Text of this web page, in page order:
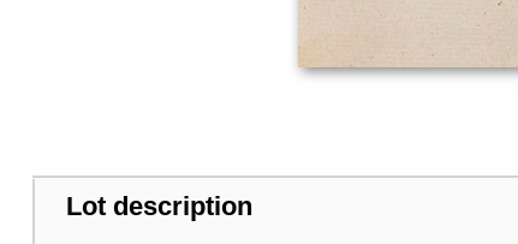
Lot description